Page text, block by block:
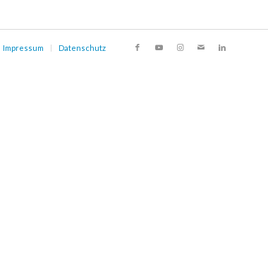
Impressum Datenschutz